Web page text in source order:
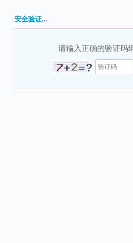
安全验证...
请输入正确的验证码